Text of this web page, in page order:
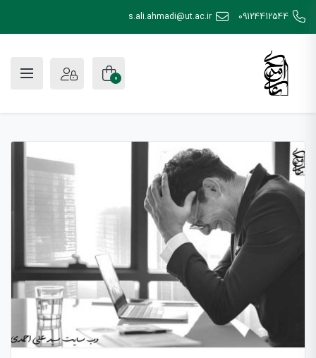
09124412544
s.ali.ahmadi@ut.ac.ir
0